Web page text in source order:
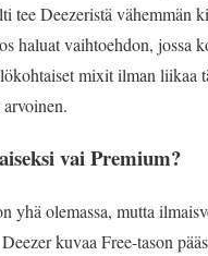
tee Deezeristä vähemmän
haluat vaihtoehdon, jossa
mixit ilman liikaa
vai Premium?
yhä olemassa, mutta
kuvaa Free-tason